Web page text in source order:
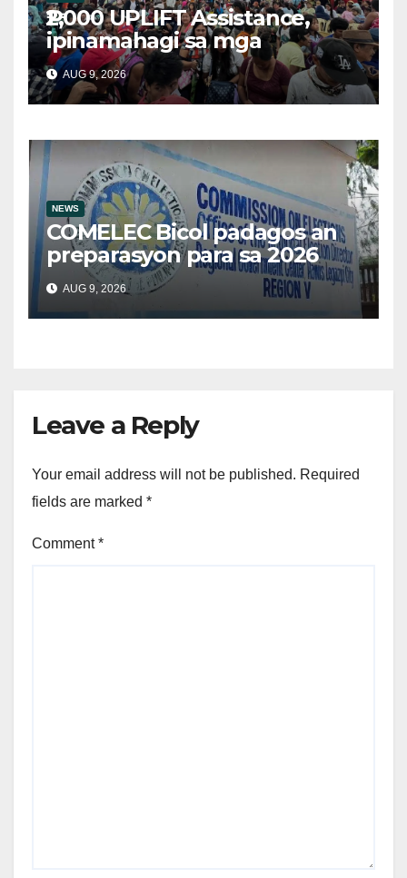
₱2,000 UPLIFT Assistance,
ipinamahagi sa mga
kwalipikadong benepisyaryo
sa Victoria, Oriental Mindoro
AUG 9, 2026
NEWS
COMELEC Bicol padagos an
preparasyon para sa 2026
BSKE
AUG 9, 2026
Leave a Reply
Your email address will not be published. Required
fields are marked *
Comment*